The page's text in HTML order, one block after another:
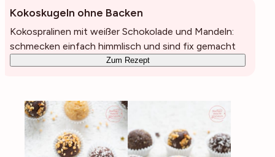
Kokoskugeln ohne Backen
Kokospralinen mit weißer Schokolade und Mandeln:
schmecken einfach himmlisch und sind fix gemacht
Zum Rezept